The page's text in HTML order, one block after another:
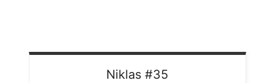
Niklas #35